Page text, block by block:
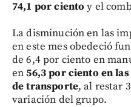
74,1 por ciento y el
La disminución en las
en este mes obedeció
de 6,4 por ciento en
en56,3 por ciento en
de transporte, al restar
variación del grupo.